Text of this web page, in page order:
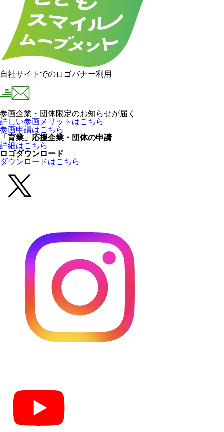
自社サイトでのロゴバナー利用
参画企業・団体限定のお知らせが届く
詳しい参画メリットはこちら
参画申請はこちら
「育業」応援企業・団体の申請
詳細はこちら
ロゴダウンロード
ダウンロードはこちら